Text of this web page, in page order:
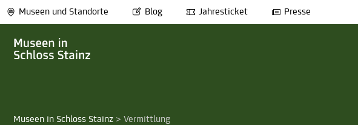
Museen und Standorte Blog Jahresticket Presse
Museen in Schloss Stainz > Vermittlung